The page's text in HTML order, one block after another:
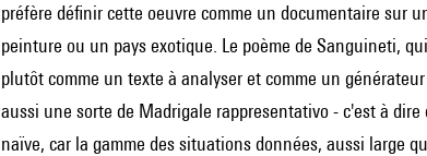
préfère définir cette oeuvre comme un documentaire sur
peinture ou un pays exotique. Le poème de Sanguineti,
plutôt comme un texte à analyser et comme un
aussi une sorte de Madrigale rappresentativo - c'est à
naïve, car la gamme des situations données, aussi large